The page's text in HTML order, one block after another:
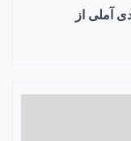
آملی از